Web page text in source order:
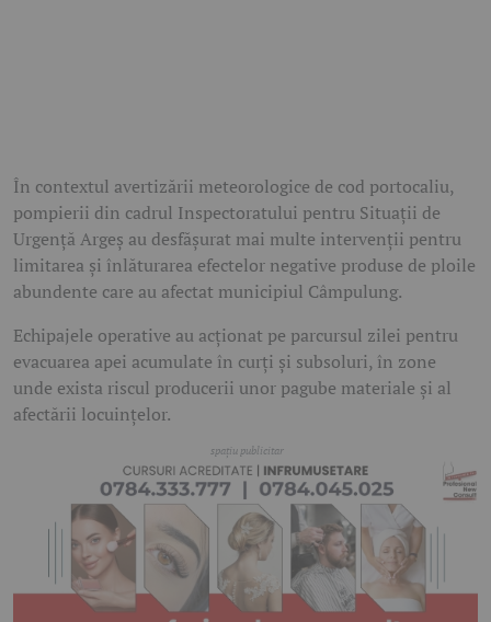
În contextul avertizării meteorologice de cod portocaliu,
pompierii din cadrul Inspectoratului pentru Situații de
Urgență Argeș au desfășurat mai multe intervenții pentru
limitarea și înlăturarea efectelor negative produse de ploile
abundente care au afectat municipiul Câmpulung.
Echipajele operative au acționat pe parcursul zilei pentru
evacuarea apei acumulate în curți și subsoluri, în zone
unde exista riscul producerii unor pagube materiale și al
afectării locuințelor.